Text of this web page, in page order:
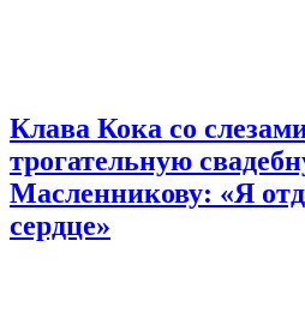
Клава Кока со
трогательную
Масленникову: «Я
сердце»